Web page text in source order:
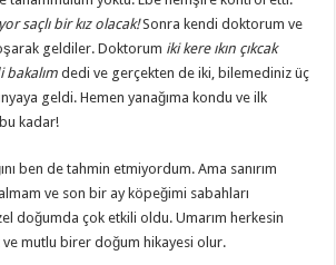
saçlı bir kız olacak!Sonra kendi doktorum ve
geldiler. Doktorum iki kere ıkın çıkcak
bakalım dedi ve gerçekten de iki, bilemediniz üç
geldi. Hemen yanağıma kondu ve ilk
kadar!
ben de tahmin etmiyordum. Ama sanırım
ve son bir ay köpeğimi sabahları
doğumda çok etkili oldu. Umarım herkesin
mutlu birer doğum hikayesi olur.